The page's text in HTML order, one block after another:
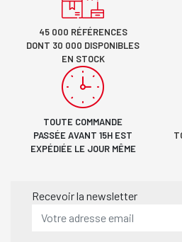
45 000 RÉFÉRENCES
DONT 30 000 DISPONIBLES
EN STOCK
TOUTE COMMANDE
PASSÉE AVANT 15H EST
EXPÉDIÉE LE JOUR MÊME
Recevoir la newsletter